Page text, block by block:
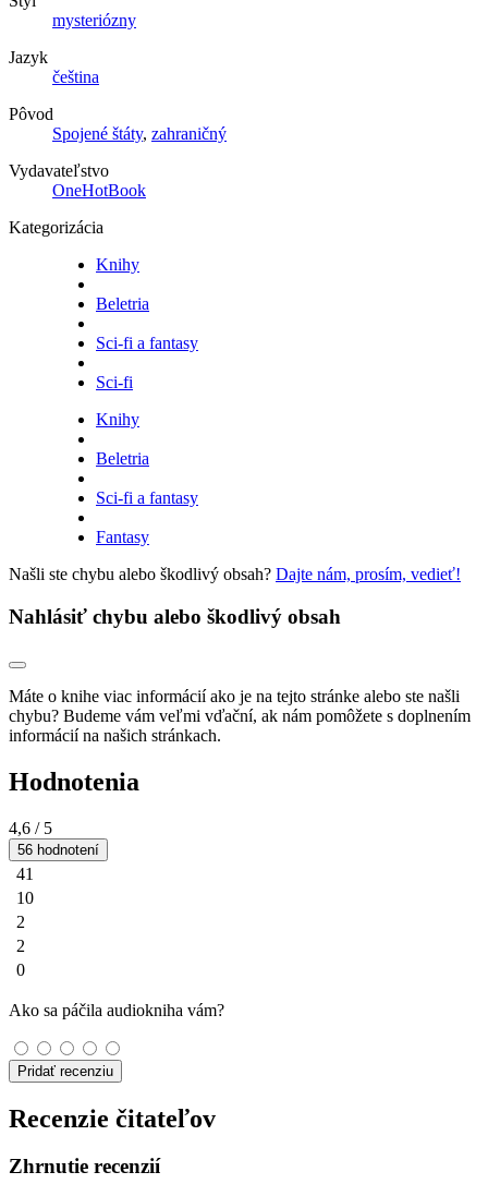
mysteriózny
Jazyk
čeština
Pôvod
Spojené štáty, zahraničný
Vydavateľstvo
OneHotBook
Kategorizácia
Knihy
Beletria
Sci-fi a fantasy
Sci-fi
Knihy
Beletria
Sci-fi a fantasy
Fantasy
Našli ste chybu alebo škodlivý obsah? Dajte nám, prosím, vedieť!
Nahlásiť chybu alebo škodlivý obsah
Máte o knihe viac informácií ako je na tejto stránke alebo ste našli
chybu? Budeme vám veľmi vďační, ak nám pomôžete s doplnením
informácií na našich stránkach.
Hodnotenia
4,6 / 5
56 hodnotení
41
10
2
2
0
Ako sa páčila audiokniha vám?
Pridať recenziu
Recenzie čitateľov
Zhrnutie recenzií